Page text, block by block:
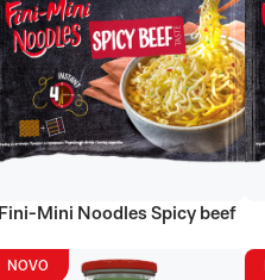
Fini-Mini Noodles Spicy beef
NOVO